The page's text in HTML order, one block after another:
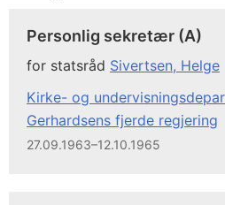
Personlig sekretær (A)
for statsråd Sivertsen, Helge
Kirke- og
Gerhardsens fjerde regjering
27.09.1963–12.10.1965